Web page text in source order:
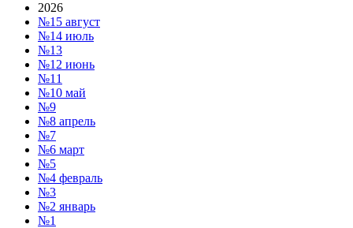
2026
№15 август
№14 июль
№13
№12 июнь
№11
№10 май
№9
№8 апрель
№7
№6 март
№5
№4 февраль
№3
№2 январь
№1